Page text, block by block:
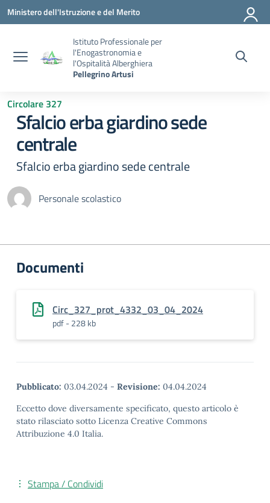
Vai ai contenuti
Vai al menu di navigazione
Vai al footer
Ministero dell'Istruzione e del Merito
Istituto Professionale per
l'Enogastronomia e
l'Ospitalità Alberghiera
Pellegrino Artusi
Circolare 327
Sfalcio erba giardino sede
centrale
Sfalcio erba giardino sede centrale
Personale scolastico
Documenti
Circ_327_prot_4332_03_04_2024
pdf - 228 kb
Pubblicato: 03.04.2024 - Revisione: 04.04.2024
Eccetto dove diversamente specificato, questo articolo è
stato rilasciato sotto Licenza Creative Commons
Attribuzione 4.0 Italia.
Stampa / Condividi